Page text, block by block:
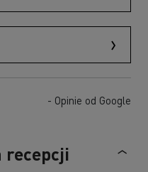
- Opinie od Google
recepcji